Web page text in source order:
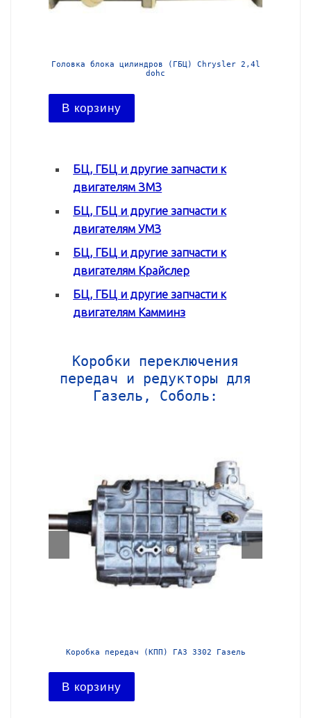
Головка блока цилиндров (ГБЦ) Chrysler 2,4l
dohc
В корзину
БЦ, ГБЦ и другие запчасти к
двигателям ЗМЗ
БЦ, ГБЦ и другие запчасти к
двигателям УМЗ
БЦ, ГБЦ и другие запчасти к
двигателям Крайслер
БЦ, ГБЦ и другие запчасти к
двигателям Камминз
Коробки переключения
передач и редукторы для
Газель, Соболь:
Коробка передач (КПП) ГАЗ 3302 Газель
В корзину